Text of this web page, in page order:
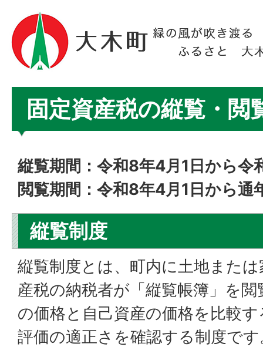
固定資産税の縦覧・閲
縦覧期間：令和8年4月1日から令
閲覧期間：令和8年4月1日から通
縦覧制度
縦覧制度とは、町内に土地また
産税の納税者が「縦覧帳簿」を
の価格と自己資産の価格を比較
評価の適正さを確認する制度です